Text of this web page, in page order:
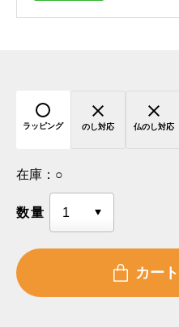
ラッピング のし対応 仏のし対応
在庫： ○
数量